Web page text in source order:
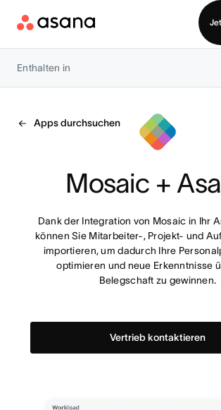
Vertrieb kontaktieren
Enthalten in
Apps durchsuchen
Mosaic +
Dank der Integration von Mosaic in Ihr
können Sie Mitarbeiter-, Projekt- und
importieren, um dadurch Ihre
optimieren und neue Erkenntnisse
Belegschaft zu gewinnen.
Vertrieb kontaktieren